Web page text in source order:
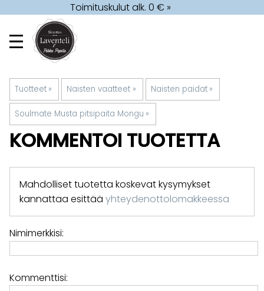
Toimituskulut alk. 0 € »
Tuotteet ‪» Naisten vaatteet ‪» Naisten paidat ‪»
Soulmate Musta pitsipaita Mongu ‪»
KOMMENTOI TUOTETTA
Mahdolliset tuotetta koskevat kysymykset
kannattaa esittää yhteydenottolomakkeessa
Nimimerkkisi:
Kommenttisi: